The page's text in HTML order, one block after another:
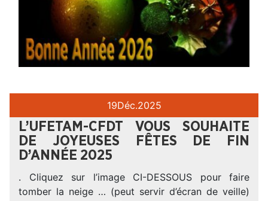
19Déc.2025
L’UFETAM-CFDT VOUS SOUHAITE
DE JOYEUSES FÊTES DE FIN
D’ANNÉE 2025
. Cliquez sur l’image CI-DESSOUS pour faire
tomber la neige … (peut servir d’écran de veille)